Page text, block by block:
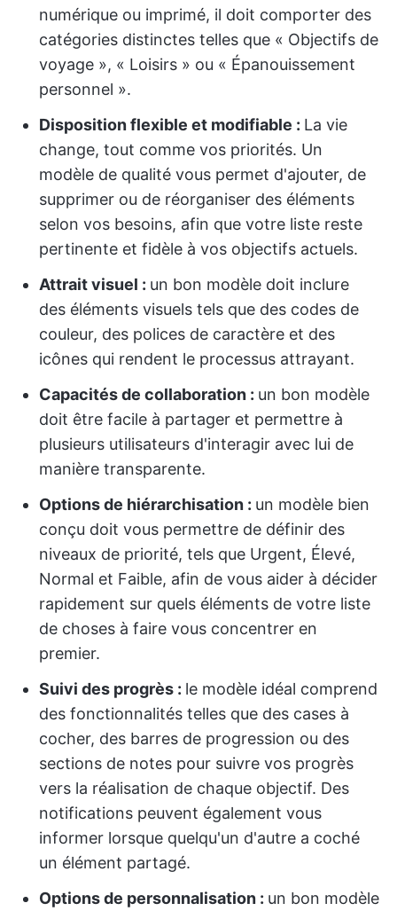
numérique ou imprimé, il doit comporter des
catégories distinctes telles que « Objectifs de
voyage », « Loisirs » ou « Épanouissement
personnel ».
Disposition flexible et modifiable : La vie
change, tout comme vos priorités. Un
modèle de qualité vous permet d'ajouter, de
supprimer ou de réorganiser des éléments
selon vos besoins, afin que votre liste reste
pertinente et fidèle à vos objectifs actuels.
Attrait visuel : un bon modèle doit inclure
des éléments visuels tels que des codes de
couleur, des polices de caractère et des
icônes qui rendent le processus attrayant.
Capacités de collaboration : un bon modèle
doit être facile à partager et permettre à
plusieurs utilisateurs d'interagir avec lui de
manière transparente.
Options de hiérarchisation : un modèle bien
conçu doit vous permettre de définir des
niveaux de priorité, tels que Urgent, Élevé,
Normal et Faible, afin de vous aider à décider
rapidement sur quels éléments de votre liste
de choses à faire vous concentrer en
premier.
Suivi des progrès : le modèle idéal comprend
des fonctionnalités telles que des cases à
cocher, des barres de progression ou des
sections de notes pour suivre vos progrès
vers la réalisation de chaque objectif. Des
notifications peuvent également vous
informer lorsque quelqu'un d'autre a coché
un élément partagé.
Options de personnalisation : un bon modèle